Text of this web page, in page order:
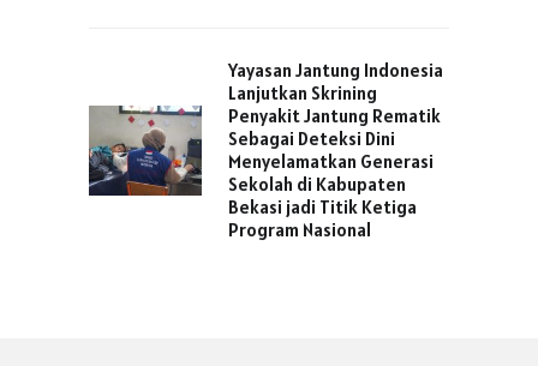
Yayasan Jantung Indonesia
Lanjutkan Skrining
Penyakit Jantung Rematik
Sebagai Deteksi Dini
Menyelamatkan Generasi
Sekolah di Kabupaten
Bekasi jadi Titik Ketiga
Program Nasional